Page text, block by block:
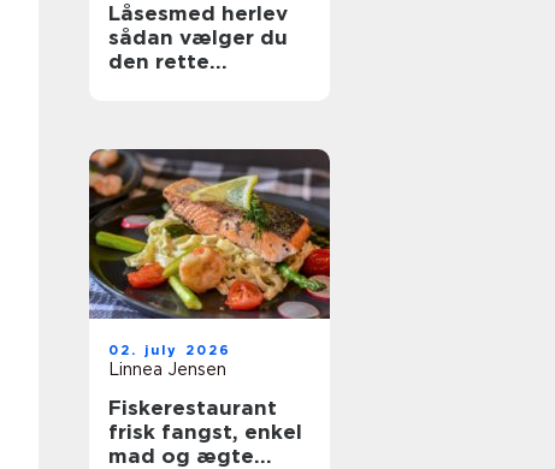
Låsesmed herlev
sådan vælger du
den rette
02. july 2026
Linnea Jensen
Fiskerestaurant
frisk fangst, enkel
mad og ægte